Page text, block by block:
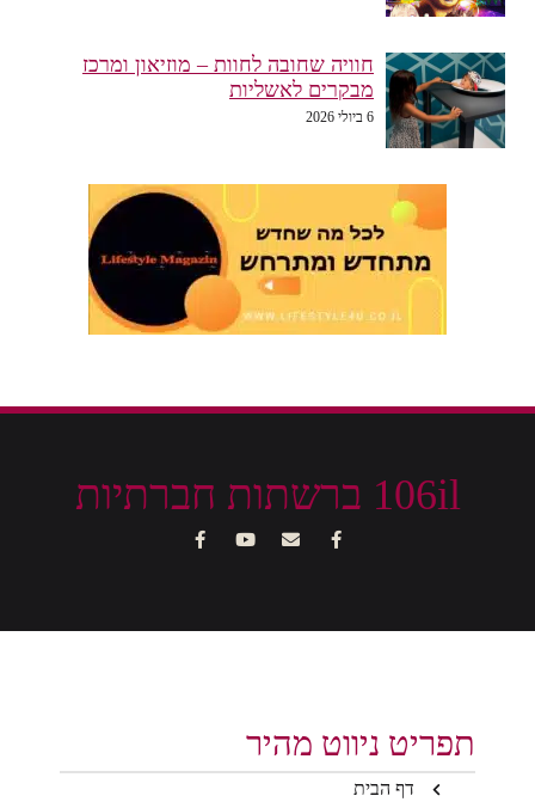
חוויה שחובה לחוות – מוזיאון ומרכז
מבקרים לאשליות
6 ביולי 2026
106il ברשתות חברתיות
תפריט ניווט מהיר
דף הבית